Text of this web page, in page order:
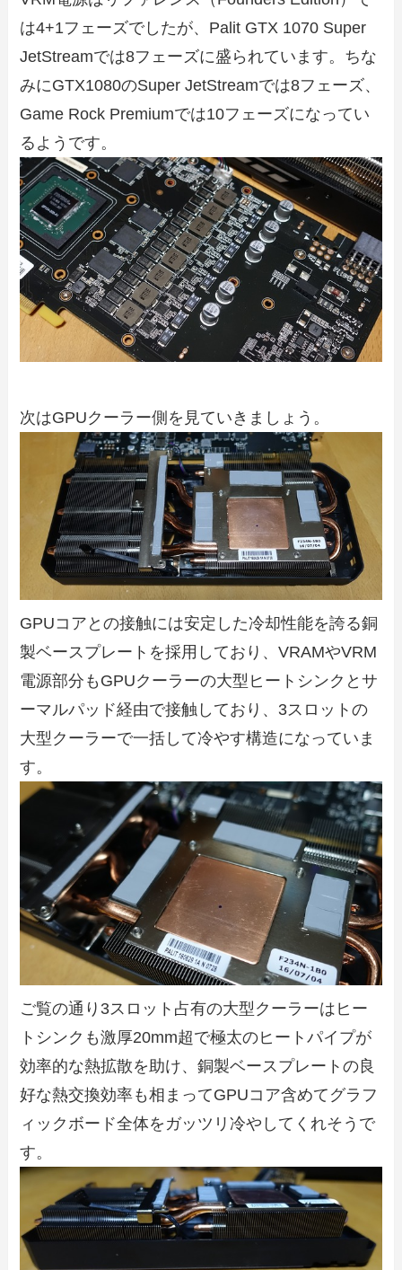
は4+1フェーズでしたが、Palit GTX 1070 Super
JetStreamでは8フェーズに盛られています。ちな
みにGTX1080のSuper JetStreamでは8フェーズ、
Game Rock Premiumでは10フェーズになってい
るようです。
次はGPUクーラー側を見ていきましょう。
GPUコアとの接触には安定した冷却性能を誇る銅
製ベースプレートを採用しており、VRAMやVRM
電源部分もGPUクーラーの大型ヒートシンクとサ
ーマルパッド経由で接触しており、3スロットの
大型クーラーで一括して冷やす構造になっていま
す。
ご覧の通り3スロット占有の大型クーラーはヒー
トシンクも激厚20mm超で極太のヒートパイプが
効率的な熱拡散を助け、銅製ベースプレートの良
好な熱交換効率も相まってGPUコア含めてグラフ
ィックボード全体をガッツリ冷やしてくれそうで
す。